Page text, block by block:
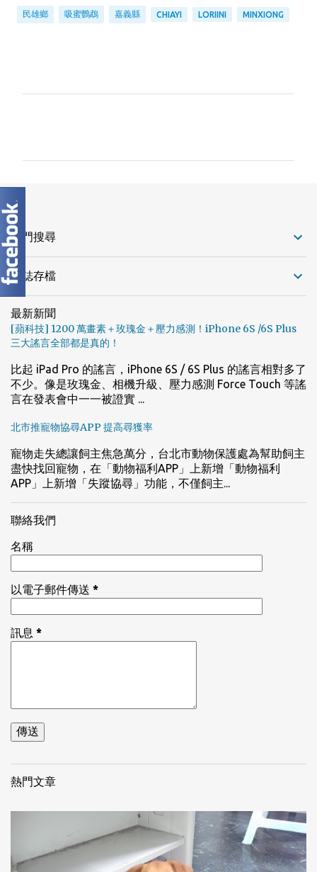
民雄鄉 吸蜜鸚鵡 嘉義縣 CHIAYI LORIINI MINXIONG
熱門搜尋
網誌存檔
最新新聞
[蘋科技] 1200 萬畫素＋玫瑰金＋壓力感測！iPhone 6S /6S Plus
三大謠言全部都是真的！
比起 iPad Pro 的謠言，iPhone 6S / 6S Plus 的謠言相對多了
不少。像是玫瑰金、相機升級、壓力感測 Force Touch 等謠
言在發表會中一一被證實 ...
北市推寵物協尋APP 提高尋獲率
寵物走失總讓飼主焦急萬分，台北市動物保護處為幫助飼主
盡快找回寵物，在「動物福利APP」上新增「動物福利
APP」上新增「失蹤協尋」功能，不僅飼主...
聯絡我們
名稱
以電子郵件傳送 *
訊息 *
熱門文章